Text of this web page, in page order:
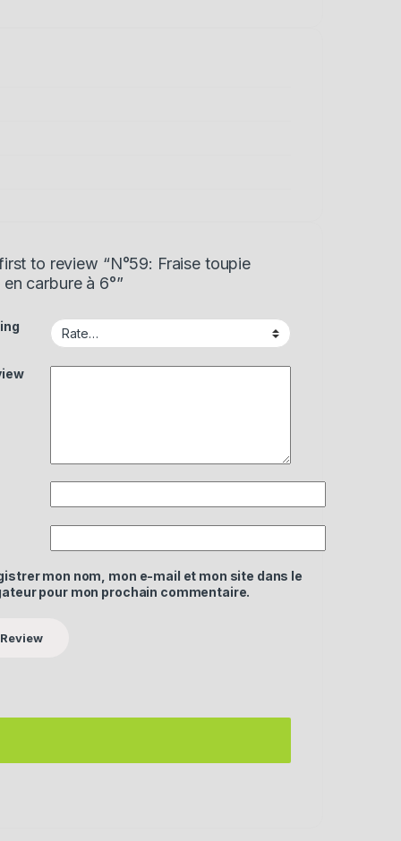
to review “N°59: Fraise toupie
en carbure à 6°”
mon nom, mon e-mail et mon site dans le
pour mon prochain commentaire.